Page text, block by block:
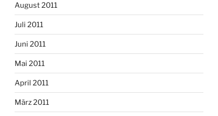
August 2011
Juli 2011
Juni 2011
Mai 2011
April 2011
März 2011